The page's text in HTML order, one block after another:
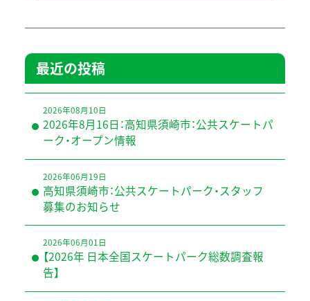
最近の投稿
2026年08月10日
2026年8月16日：高知県須崎市：公共スケートパ
ーク・オープン情報
2026年06月19日
高知県須崎市：公共スケートパーク・スタッフ
募集のお知らせ
2026年06月01日
【2026年 日本全国スケートパーク総数調査報
告】